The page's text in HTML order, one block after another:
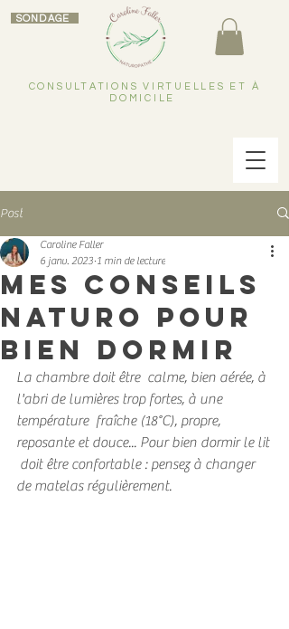
CONSULTATIONS VIRTUELLES ET À
DOMICILE
SONDAGE
Post
Mes conseils
naturo pour
bien dormir
Caroline Faller
6 janv. 2023 1 min de lecture
La chambre doit être  calme, bien aérée, à
l'abri de lumières trop fortes, à une
température  fraîche (18°C), propre,
reposante et douce... Pour bien dormir le lit
doit être confortable : pensez à changer
de matelas régulièrement.